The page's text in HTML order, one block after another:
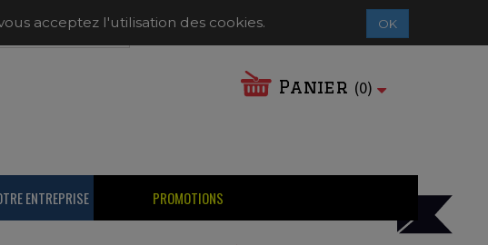
Connexion
Panier (0)
ENTREPRISE PROMOTIONS
acceptez l'utilisation des cookies. OK